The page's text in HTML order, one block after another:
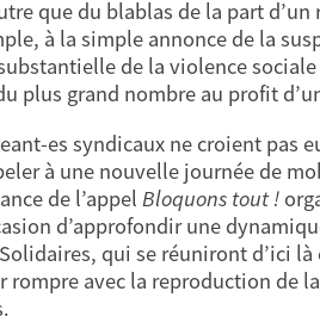
que du blablas de la part
à la simple annonce de la
de la violence
plus grand nombre au profit
es syndicaux ne croient pas
à une nouvelle journée de
de l’appel Bloquons tout !
d’approfondir une
qui se réuniront d’ici
rompre avec la reproduction de